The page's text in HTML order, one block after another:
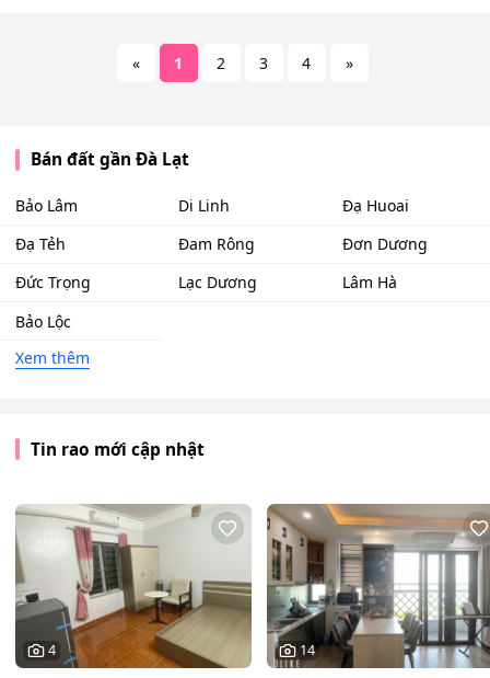
« 1 2 3 4 »
Bán đất gần Đà Lạt
Bảo Lâm Di Linh
Đạ Huoai
Đạ Tẻh
Đam Rông
Đơn Dương
Đức Trọng
Lạc Dương
Lâm Hà
Bảo Lộc
Xem thêm
Tin rao mới cập nhật
4 14